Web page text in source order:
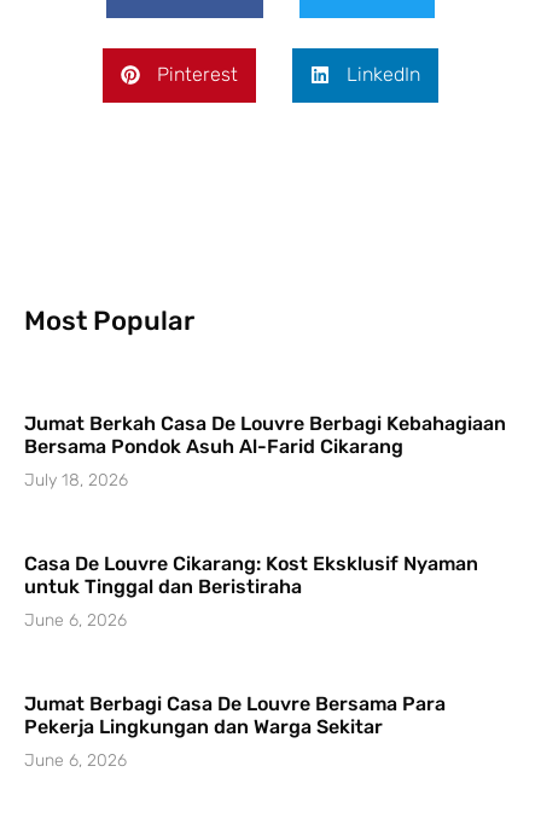
Pinterest LinkedIn
Most Popular
Jumat Berkah Casa De Louvre Berbagi Kebahagiaan
Bersama Pondok Asuh Al-Farid Cikarang
July 18, 2026
Casa De Louvre Cikarang: Kost Eksklusif Nyaman
untuk Tinggal dan Beristiraha
June 6, 2026
Jumat Berbagi Casa De Louvre Bersama Para
Pekerja Lingkungan dan Warga Sekitar
June 6, 2026